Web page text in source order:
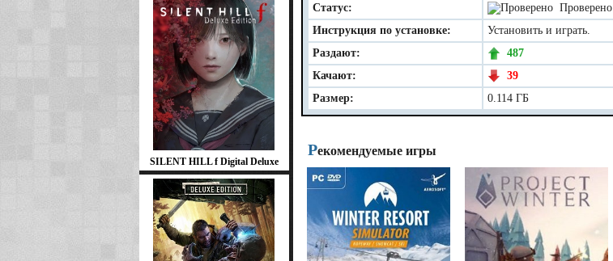
SILENT HILL f Digital Deluxe
Статус:
Проверено
Инструкция по установке:
Установить и играть.
Раздают:
487
Качают:
39
Размер:
0.114 ГБ
Рекомендуемые игры